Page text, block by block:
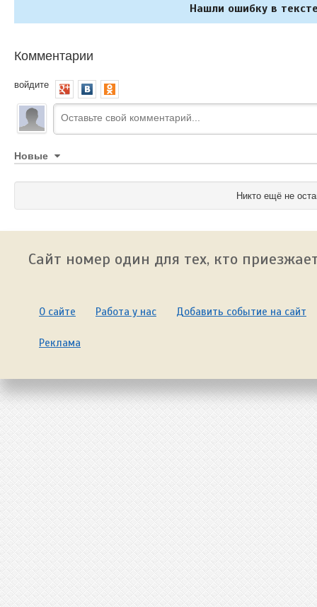
Нашли ошибку в
Комментарии
войдите
Новые
Никто ещё не
Сайт номер один для тех, кто
О сайте Работа у нас Добавить событие на сайт
Реклама